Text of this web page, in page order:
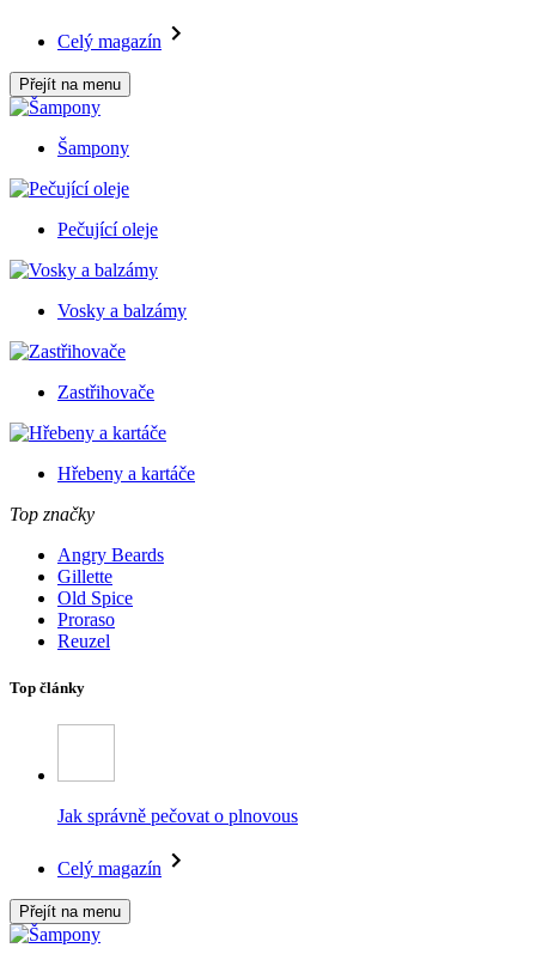
Celý magazín
Přejít na menu
Šampony
Pečující oleje
Vosky a balzámy
Zastřihovače
Hřebeny a kartáče
Top značky
Angry Beards
Gillette
Old Spice
Proraso
Reuzel
Top články
Jak správně pečovat o plnovous
Celý magazín
Přejít na menu